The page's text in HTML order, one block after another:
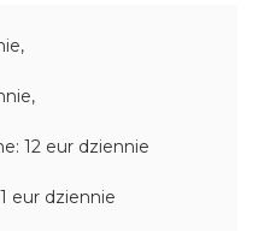
12 eur dziennie
eur dziennie